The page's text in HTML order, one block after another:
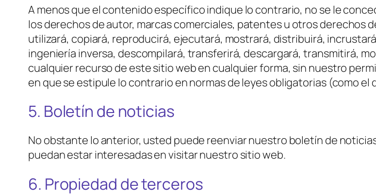
A menos que el contenido específico indique lo contrario, no se le
los derechos de autor, marcas comerciales, patentes u otros derechos
utilizará, copiará, reproducirá, ejecutará, mostrará, distribuirá,
ingeniería inversa, descompilará, transferirá, descargará, transmitirá,
cualquier recurso de este sitio web en cualquier forma, sin nuestro
en que se estipule lo contrario en normas de leyes obligatorias (como el
5. Boletín de noticias
No obstante lo anterior, usted puede reenviar nuestro boletín de
puedan estar interesadas en visitar nuestro sitio web.
6. Propiedad de terceros